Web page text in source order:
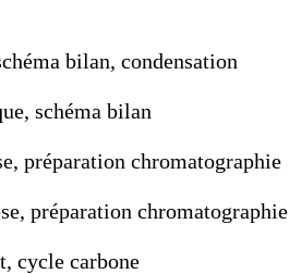
bilan, condensation
schéma bilan
préparation chromatographie
préparation chromatographie
cycle carbone